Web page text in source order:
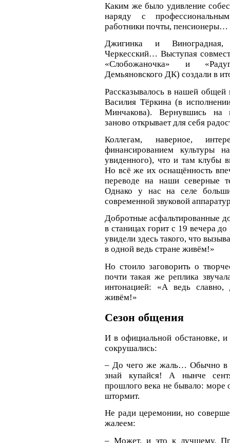
Каким же было удивление
наряду с
работники почты, пенсионеры…
Джигинка и
Черкесский… Выступая
«Слобожаночка» и
Демьяновского ДК) создали в
Рассказывалось в нашей
Василия Тёркина (в
Минчакова). Вернувшись на
заново открывает для себя
Коллегам, наверное,
финансированием культуры
увиденного), что и там клубы
Но всё же их оснащённость
переводе на наши северные
Однако у нас на селе
современной звуковой
Добротные асфальтированные
в станицах горит с 19 вечера
увидели здесь такого, что
в одной ведь стране живём!»
Но стоило заговорить о
почти такая же реплика
интонацией: «А ведь
живём!»
Сезон общения
И в официальной обстановке,
сокрушались:
– До чего же жаль… Обычно в
знай купайся! А нынче
прошлого века не бывало: море
штормит.
Не ради церемонии, но
жалеем:
– Может, и это к лучшему.